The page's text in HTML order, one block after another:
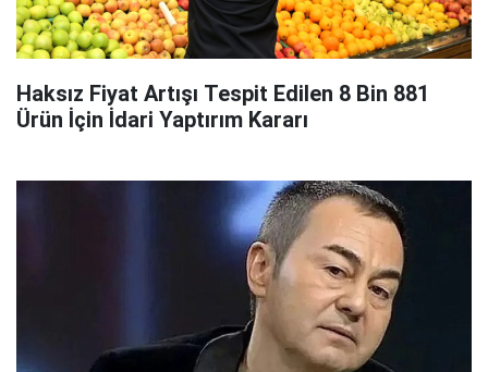
Haksız Fiyat Artışı Tespit Edilen 8 Bin 881
Ürün İçin İdari Yaptırım Kararı